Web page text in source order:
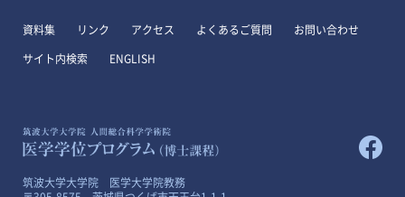
資料集 リンク アクセス よくあるご質問
お問い合わせ
サイト内検索
ENGLISH
筑波大学大学院 医学大学院教務